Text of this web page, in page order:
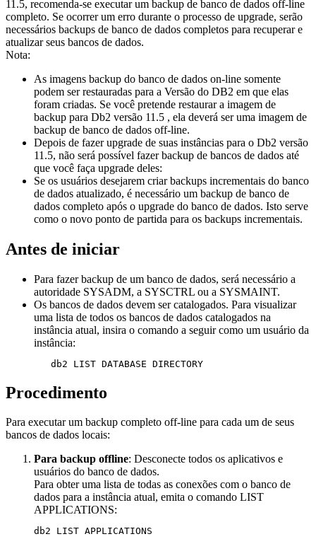
11.5, recomenda-se executar um backup de banco de dados off-line
completo. Se ocorrer um erro durante o processo de upgrade, serão
necessários backups de banco de dados completos para recuperar e
atualizar seus bancos de dados.
Nota:
As imagens backup do banco de dados on-line somente
podem ser restauradas para a Versão do DB2 em que elas
foram criadas. Se você pretende restaurar a imagem de
backup para Db2 versão 11.5 , ela deverá ser uma imagem de
backup de banco de dados off-line.
Depois de fazer upgrade de suas instâncias para o Db2 versão
11.5, não será possível fazer backup de bancos de dados até
que você faça upgrade deles:
Se os usuários desejarem criar backups incrementais do banco
de dados atualizado, é necessário um backup de banco de
dados completo após o upgrade do banco de dados. Isto serve
como o novo ponto de partida para os backups incrementais.
Antes de iniciar
Para fazer backup de um banco de dados, será necessário a
autoridade SYSADM, a SYSCTRL ou a SYSMAINT.
Os bancos de dados devem ser catalogados. Para visualizar
uma lista de todos os bancos de dados catalogados na
instância atual, insira o comando a seguircomo um usuário da
instância:
   db2 LIST DATABASE DIRECTORY
Procedimento
Para executar um backup completo off-line para cada um de seus
bancos de dados locais:
Para backup offline: Desconecte todos os aplicativos e
usuários do banco de dados.
Para obter uma lista de todas as conexões com o banco de
dados para a instância atual, emita o comando LIST
APPLICATIONS: